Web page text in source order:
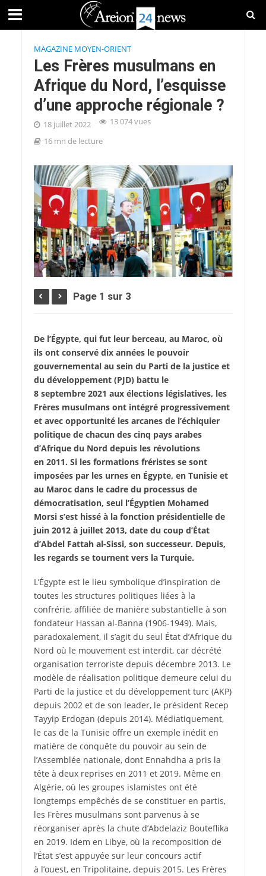
MAGAZINE MOYEN-ORIENT
Les Frères musulmans en
Afrique du Nord, l’esquisse
d’une approche régionale ?
18 juillet 2022
13 074 vues
16 mn de lecture
Page 1 sur 3
De l’Égypte, qui fut leur berceau, au Maroc, où
ils ont conservé dix années le pouvoir
gouvernemental au sein du Parti de la justice et
du développement (PJD) battu le
8 septembre 2021 aux élections législatives, les
Frères musulmans ont intégré progressivement
et avec opportunité les arcanes de l’échiquier
politique de chacun des cinq pays arabes
d’Afrique du Nord depuis les révolutions
en 2011. Si les formations fréristes se sont
imposées par les urnes en Égypte, en Tunisie et
au Maroc dans le cadre du processus de
démocratisation, seul l’Égyptien Mohamed
Morsi s’est hissé à la fonction présidentielle de
juin 2012 à juillet 2013, date du coup d’État
d’Abdel Fattah al-Sissi, son successeur. Depuis,
les regards se tournent vers la Turquie.
L’Égypte est le lieu symbolique d’inspiration de
toutes les structures politiques liées à la
confrérie, affiliée de manière substantielle à son
fondateur Hassan al-Banna (1906-1949). Mais,
paradoxalement, il s’agit du seul État d’Afrique du
Nord où le mouvement est interdit, car décrété
organisation terroriste depuis décembre 2013. Le
modèle de réalisation politique demeure celui du
Parti de la justice et du développement turc (AKP)
depuis 2002 et de son leader, le président Recep
Tayyip Erdogan (depuis 2014). Médiatiquement,
le cas de la Tunisie offre un exemple inédit en
matière de conquête du pouvoir au sein de
l’Assemblée nationale, dont Ennahdha a pris la
tête à deux reprises en 2011 et 2019. Même en
Algérie, où les groupes islamistes ont été
longtemps empêchés de se constituer en partis,
les Frères musulmans sont parvenus à se
réorganiser après la chute d’Abdelaziz Bouteflika
en 2019. Idem en Libye, où la recomposition de
l’État s’est appuyée sur leur concours actif
à l’ouest, en Tripolitaine, depuis 2015. Les Frères